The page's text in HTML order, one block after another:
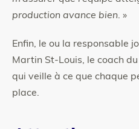
production avance bien. »
Enfin, le ou la responsable
Martin St-Louis, le coach
qui veille à ce que chaque
place.